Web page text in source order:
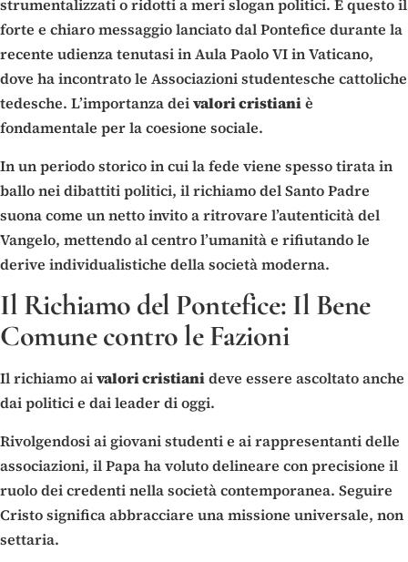
strumentalizzati o ridotti a meri slogan politici. È questo il
forte e chiaro messaggio lanciato dal Pontefice durante la
recente udienza tenutasi in Aula Paolo VI in Vaticano,
dove ha incontrato le Associazioni studentesche cattoliche
tedesche. L’importanza deivalori cristianiè
fondamentale per la coesione sociale.
In un periodo storico in cui la fede viene spesso tirata in
ballo nei dibattiti politici, il richiamo del Santo Padre
suona come un netto invito a ritrovare l’autenticità del
Vangelo, mettendo al centro l’umanità e rifiutando le
derive individualistiche della società moderna.
Il Richiamo del Pontefice: Il Bene
Comune contro le Fazioni
Il richiamo aivalori cristianideve essere ascoltato anche
dai politici e dai leader di oggi.
Rivolgendosi ai giovani studenti e ai rappresentanti delle
associazioni, il Papa ha voluto delineare con precisione il
ruolo dei credenti nella società contemporanea. Seguire
Cristo significa abbracciare una missione universale, non
settaria.